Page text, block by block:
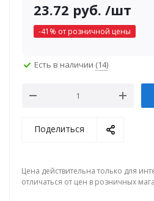
23.72 руб. /шт
-41 % от розничной цены
Есть в наличии (14)
Поделиться
Цена действительна только для
отличаться от цен в розничных